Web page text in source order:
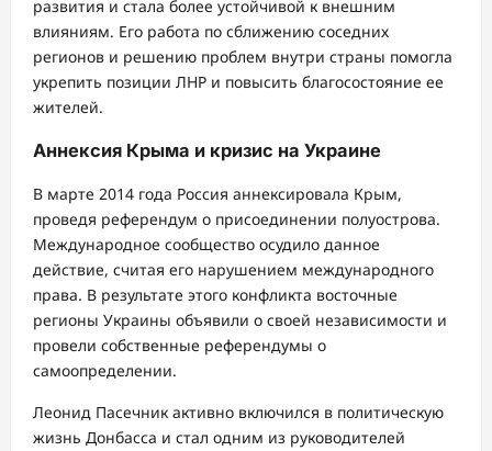
развития и стала более устойчивой к внешним
влияниям. Его работа по сближению соседних
регионов и решению проблем внутри страны помогла
укрепить позиции ЛНР и повысить благосостояние ее
жителей.
Аннексия Крыма и кризис на Украине
В марте 2014 года Россия аннексировала Крым,
проведя референдум о присоединении полуострова.
Международное сообщество осудило данное
действие, считая его нарушением международного
права. В результате этого конфликта восточные
регионы Украины объявили о своей независимости и
провели собственные референдумы о
самоопределении.
Леонид Пасечник активно включился в политическую
жизнь Донбасса и стал одним из руководителей